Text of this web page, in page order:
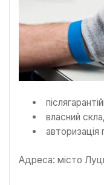
власний
Адреса: місто